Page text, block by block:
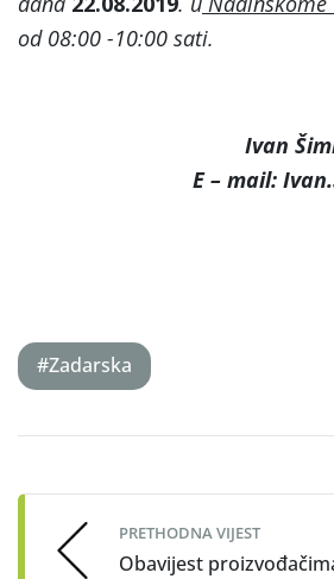
od 08:00 -10:00 sati.
Ivan
E – mail:
#Zadarska
navigation
PRETHODNA VIJEST
Obavijest